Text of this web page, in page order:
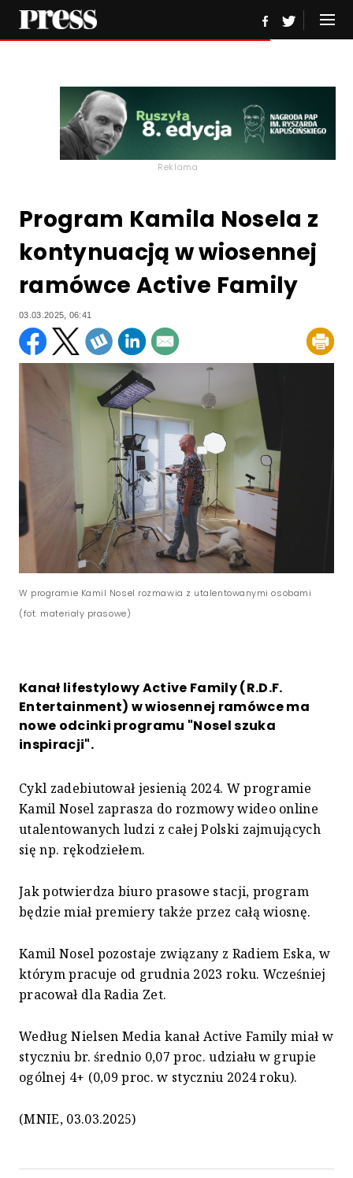
Reklama
Program Kamila Nosela z
kontynuacją w wiosennej
ramówce Active Family
03.03.2025, 06:41
W programie Kamil Nosel rozmawia z utalentowanymi osobami
(fot. materiały prasowe)
Kanał lifestylowy Active Family (R.D.F.
Entertainment) w wiosennej ramówce ma
nowe odcinki programu "Nosel szuka
inspiracji".
Cykl zadebiutował jesienią 2024. W programie
Kamil Nosel zaprasza do rozmowy wideo online
utalentowanych ludzi z całej Polski zajmujących
się np. rękodziełem.
Jak potwierdza biuro prasowe stacji, program
będzie miał premiery także przez całą wiosnę.
Kamil Nosel pozostaje związany z Radiem Eska, w
którym pracuje od grudnia 2023 roku. Wcześniej
pracował dla Radia Zet.
Według Nielsen Media kanał Active Family miał w
styczniu br. średnio 0,07 proc. udziału w grupie
ogólnej 4+ (0,09 proc. w styczniu 2024 roku).
(MNIE, 03.03.2025)